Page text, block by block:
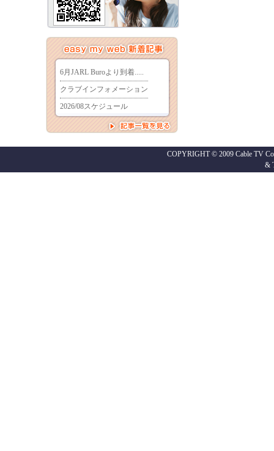
COPYRIGHT © 2009 Cable TV
&